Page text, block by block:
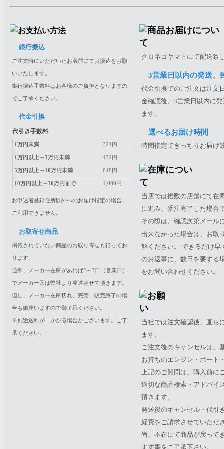
銀行振込
ご注文時にいただいたお名前にてお振込をお願
いいたします。
銀行振込手数料はお客様のご負担となりますの
でご了承ください。
代金引換
代引き手数料
1万円未満 324円
1万円以上～3万円未満 432円
3万円以上～10万円未満 648円
10万円以上～30万円まで 1,080円
お申込者登録住所以外へのお届け指定の場合、
ご利用できません。
お取寄せ商品
掲載されていない商品のお取り寄せも行ってお
ります。
通常、メーカー在庫があれば2～3日（営業日）
でメーカー又は弊社より発送させて頂きます。
但し、メーカー在庫切れ、完売、販売終了の場
合も御座いますので御了承ください。
※別途送料が、かかる場合がございます。ご了
承ください。
クロネコヤマトにて配送致
3営業日以内の発送、
代金引換でのご注文は注文
金確認後、3営業日以内に
ます。
選べるお届け時間
時間指定できっちりお届け
当店では複数の店舗にて在
に進み、受注完了した場合
その際は、確認次第メール
出来なかった場合は、お取
解ください。 できるだけ
のお返事に、数日を要する
をお問い合わせください。
当社では注文確認後、直ち
ます。
ご注文後のキャンセルは、
お持ちのエンジン・ボート
上記のご質問は、購入前に
適切な商品検索・アドバイ
頂きます。
発送後のキャンセル・代引
経費をご請求させていただ
尚、不在にて商品が戻って
ます事をご了承下さい。